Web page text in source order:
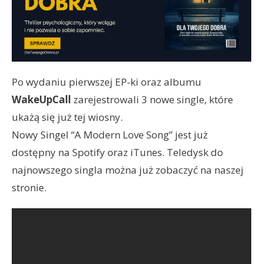
Po wydaniu pierwszej EP-ki oraz albumu
WakeUpCall zarejestrowali 3 nowe single, które
ukażą się już tej wiosny.
Nowy Singel “A Modern Love Song” jest już
dostępny na Spotify oraz iTunes. Teledysk do
najnowszego singla można już zobaczyć na naszej
stronie.